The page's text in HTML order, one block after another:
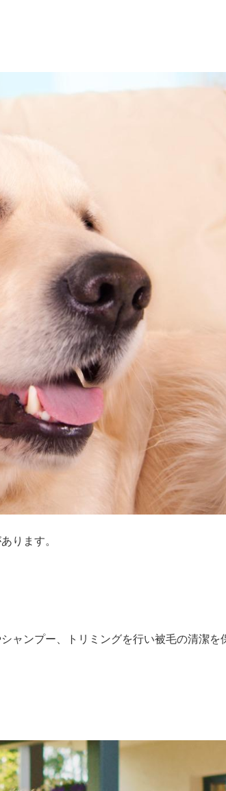
ります。
ャンプー、トリミングを行い被毛の清潔を